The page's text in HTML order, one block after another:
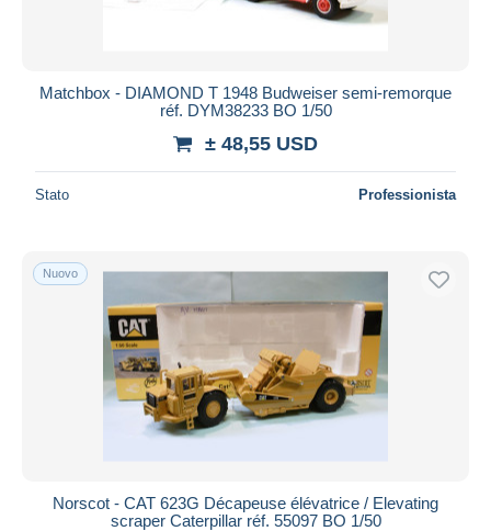
Matchbox - DIAMOND T 1948 Budweiser semi-remorque
réf. DYM38233 BO 1/50
± 48,55 USD
Stato Professionista
Nuovo
Norscot - CAT 623G Décapeuse élévatrice / Elevating
scraper Caterpillar réf. 55097 BO 1/50